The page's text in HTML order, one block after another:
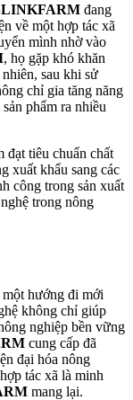
đang
về một hợp tác xã
mình nhờ vào
, họ gặp khó khăn
sau khi sử
chỉ gia tăng năng
phẩm ra nhiều
đạt tiêu chuẩn chất
xuất khẩu sang các
công trong sản xuất
trong nông
một hướng đi mới
không chỉ giúp
nghiệp bền vững
cung cấp đã
đại hóa nông
tác xã là minh
mang lại.